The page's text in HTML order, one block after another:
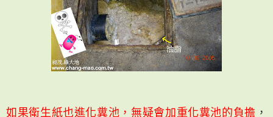
如果衛生紙也進化糞池，無疑會加重化糞池的負擔 ，